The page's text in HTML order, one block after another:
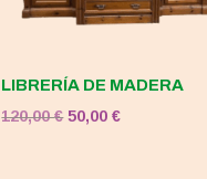
LIBRERÍA DE MADERA
120,00€ El
50,00€El